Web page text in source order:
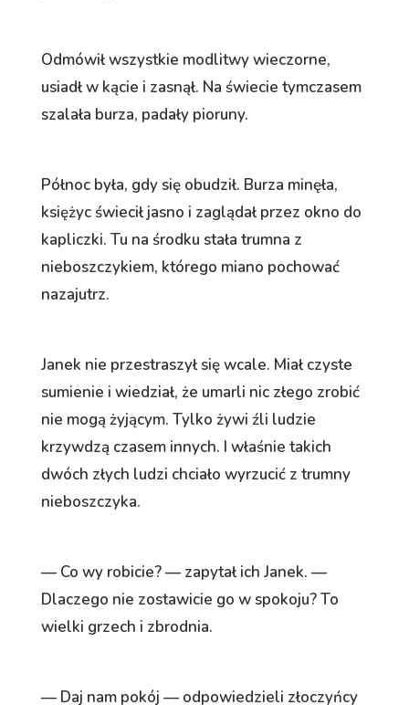
Odmówił wszystkie modlitwy wieczorne,
usiadł w kącie i zasnął. Na świecie tymczasem
szalała burza, padały pioruny.
Północ była, gdy się obudził. Burza minęła,
księżyc świecił jasno i zaglądał przez okno do
kapliczki. Tu na środku stała trumna z
nieboszczykiem, którego miano pochować
nazajutrz.
Janek nie przestraszył się wcale. Miał czyste
sumienie i wiedział, że umarli nic złego zrobić
nie mogą żyjącym. Tylko żywi źli ludzie
krzywdzą czasem innych. I właśnie takich
dwóch złych ludzi chciało wyrzucić z trumny
nieboszczyka.
— Co wy robicie? — zapytał ich Janek. —
Dlaczego nie zostawicie go w spokoju? To
wielki grzech i zbrodnia.
— Daj nam pokój — odpowiedzieli złoczyńcy